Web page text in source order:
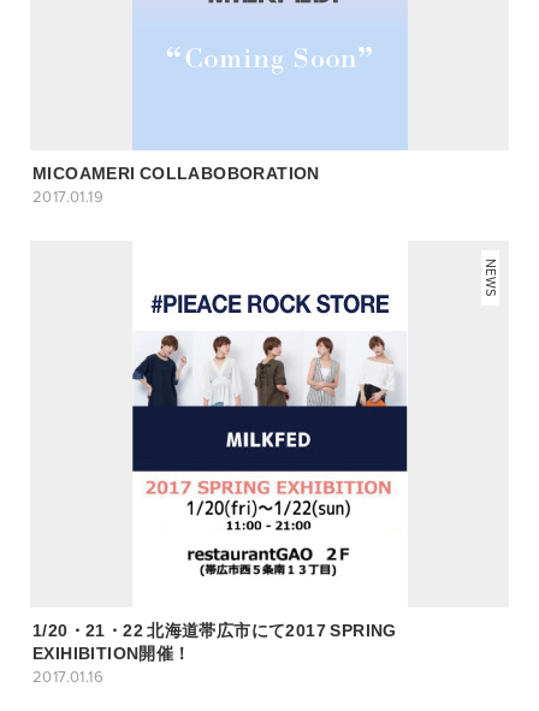
MICOAMERI COLLABOBORATION
2017.01.19
NEWS
1/20・21・22 北海道帯広市にて2017 SPRING
EXIHIBITION開催！
2017.01.16